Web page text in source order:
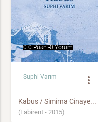
0.0 Puan -0 Yorum
Suphi Varım more_vert
Kabus / Simirna Cinaye...
(Labirent - 2015)